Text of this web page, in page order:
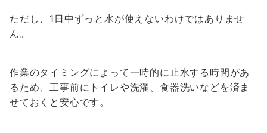
ただし、1日中ずっと水が使えないわけではありませ
ん。
作業のタイミングによって一時的に止水する時間があ
るため、工事前にトイレや洗濯、食器洗いなどを済ま
せておくと安心です。